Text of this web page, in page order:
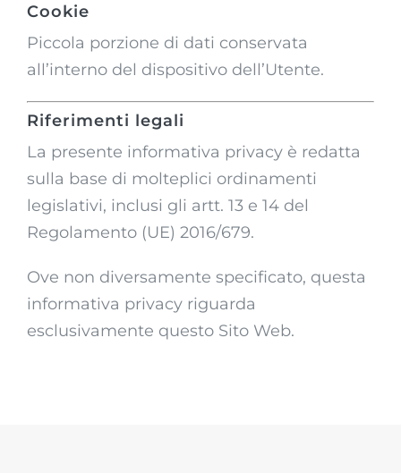
Cookie
Piccola porzione di dati conservata
all’interno del dispositivo dell’Utente.
Riferimenti legali
La presente informativa privacy è redatta
sulla base di molteplici ordinamenti
legislativi, inclusi gli artt. 13 e 14 del
Regolamento (UE) 2016/679.
Ove non diversamente specificato, questa
informativa privacy riguarda
esclusivamente questo Sito Web.